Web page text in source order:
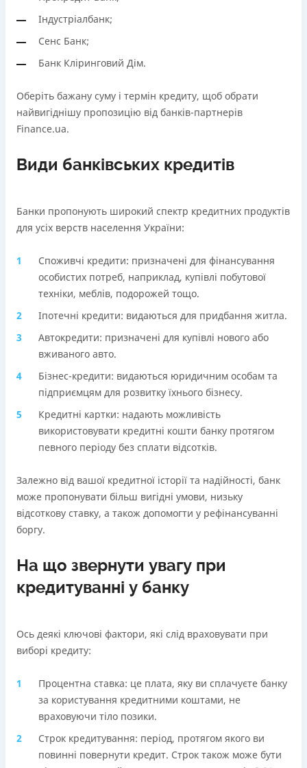
Ліцензія НБУ №10
Вся інформація про кредит
ОТРИМАТИ ПОЗИКУ Детальніше
Оплата на розрахунковий рахунок
Онлайн (через сайт або інтернет-банкінг)
Через термінали самообслуговування
Ліцензія НБУ №171
Вся інформація про кредит
ОТРИМАТИ ПОЗИКУ Детальніше
Індустріалбанк;
Сенс Банк;
Банк Кліринговий Дім.
Оберіть бажану суму і термін кредиту, щоб обрати
найвигіднішу пропозицію від банків-партнерів
Finance.ua.
Види банківських кредитів
Банки пропонують широкий спектр кредитних продуктів
для усіх верств населення України:
Споживчі кредити: призначені для фінансування
особистих потреб, наприклад, купівлі побутової
техніки, меблів, подорожей тощо.
Іпотечні кредити: видаються для придбання житла.
Автокредити: призначені для купівлі нового або
вживаного авто.
Бізнес-кредити: видаються юридичним особам та
підприємцям для розвитку їхнього бізнесу.
Кредитні картки: надають можливість
використовувати кредитні кошти банку протягом
певного періоду без сплати відсотків.
Залежно від вашої кредитної історії та надійності, банк
може пропонувати більш вигідні умови, низьку
відсоткову ставку, а також допомогти у рефінансуванні
боргу.
На що звернути увагу при
кредитуванні у банку
Ось деякі ключові фактори, які слід враховувати при
виборі кредиту:
Процентна ставка: це плата, яку ви сплачуєте банку
за користування кредитними коштами, не
враховуючи тіло позики.
Строк кредитування: період, протягом якого ви
повинні повернути кредит. Строк також може бути